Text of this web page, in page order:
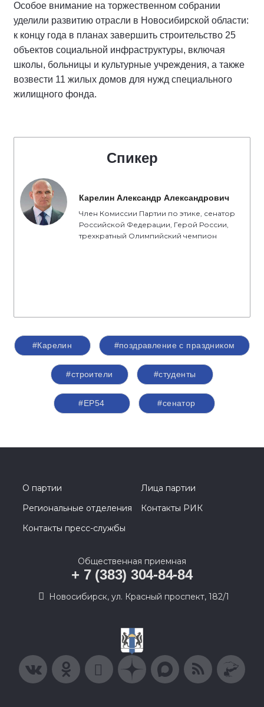
Особое внимание на торжественном собрании
уделили развитию отрасли в Новосибирской области:
к концу года в планах завершить строительство 25
объектов социальной инфраструктуры, включая
школы, больницы и культурные учреждения, а также
возвести 11 жилых домов для нужд специального
жилищного фонда.
Спикер
Карелин Александр Александрович
Член Комиссии Партии по этике, сенатор
Российской Федерации, Герой России,
трехкратный Олимпийский чемпион
#Карелин #поздравление с праздником
#строители #студенты
#ЕР54 #сенатор
О партии
Лица партии
Региональные отделения
Контакты РИК
Контакты пресс-службы
Общественная приемная
+ 7 (383) 304-84-84
Новосибирск, ул. Красный проспект, 182/1